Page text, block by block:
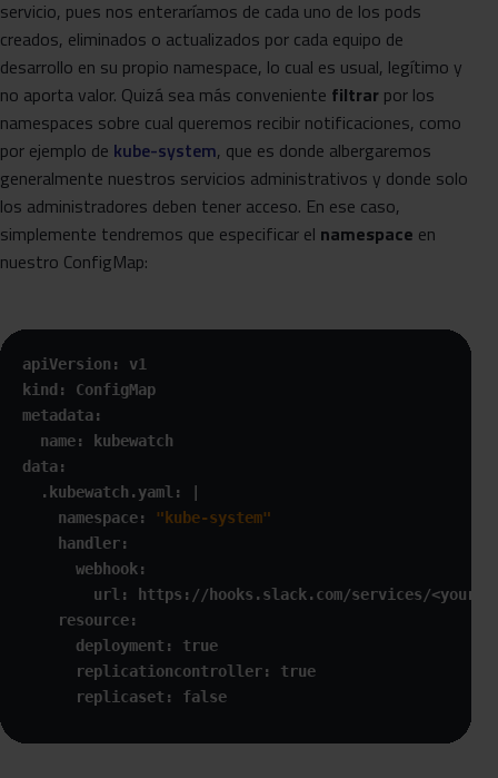
servicio, pues nos enteraríamos de cada uno de los pods
creados, eliminados o actualizados por cada equipo de
desarrollo en su propio namespace, lo cual es usual, legítimo y
no aporta valor. Quizá sea más conveniente filtrar por los
namespaces sobre cual queremos recibir notificaciones, como
por ejemplo de kube-system, que es donde albergaremos
generalmente nuestros servicios administrativos y donde solo
los administradores deben tener acceso. En ese caso,
simplemente tendremos que especificar el namespace en
nuestro ConfigMap:
apiVersion: v1
kind: ConfigMap
metadata:
  name: kubewatch
data:
  .kubewatch.yaml: |
    namespace:
"kube-system"
    handler:
      webhook:
url: https://hooks.slack.com/services/
    resource:
      deployment: true
      replicationcontroller: true
      replicaset: false